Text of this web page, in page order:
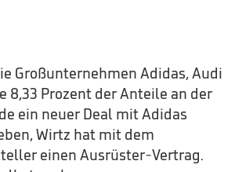
Großunternehmen Adidas, Audi
8,33 Prozent der Anteile an der
ein neuer Deal mit Adidas
Wirtz hat mit dem
einen Ausrüster-Vertrag.